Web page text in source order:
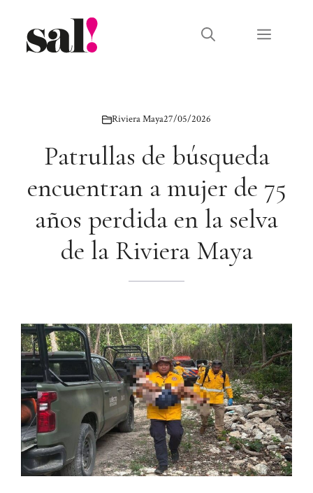
contenido
Menú
Riviera Maya27/05/2026
Patrullas de búsqueda
encuentran a mujer de 75
años perdida en la selva
de la Riviera Maya